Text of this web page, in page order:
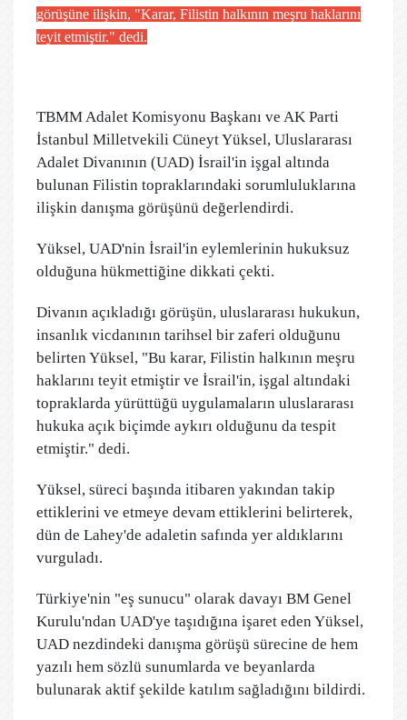
görüşüne ilişkin, "Karar, Filistin halkının meşru haklarını
teyit etmiştir." dedi.
TBMM Adalet Komisyonu Başkanı ve AK Parti
İstanbul Milletvekili Cüneyt Yüksel, Uluslararası
Adalet Divanının (UAD) İsrail'in işgal altında
bulunan Filistin topraklarındaki sorumluluklarına
ilişkin danışma görüşünü değerlendirdi.
Yüksel, UAD'nin İsrail'in eylemlerinin hukuksuz
olduğuna hükmettiğine dikkati çekti.
Divanın açıkladığı görüşün, uluslararası hukukun,
insanlık vicdanının tarihsel bir zaferi olduğunu
belirten Yüksel, "Bu karar, Filistin halkının meşru
haklarını teyit etmiştir ve İsrail'in, işgal altındaki
topraklarda yürüttüğü uygulamaların uluslararası
hukuka açık biçimde aykırı olduğunu da tespit
etmiştir." dedi.
Yüksel, süreci başında itibaren yakından takip
ettiklerini ve etmeye devam ettiklerini belirterek,
dün de Lahey'de adaletin safında yer aldıklarını
vurguladı.
Türkiye'nin "eş sunucu" olarak davayı BM Genel
Kurulu'ndan UAD'ye taşıdığına işaret eden Yüksel,
UAD nezdindeki danışma görüşü sürecine de hem
yazılı hem sözlü sunumlarda ve beyanlarda
bulunarak aktif şekilde katılım sağladığını bildirdi.